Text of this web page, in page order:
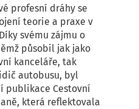
profesní dráhy se
teorie a praxe v
svému zájmu o
působil jak jako
kanceláře, tak
autobusu, byl
publikace Cestovní
která reflektovala